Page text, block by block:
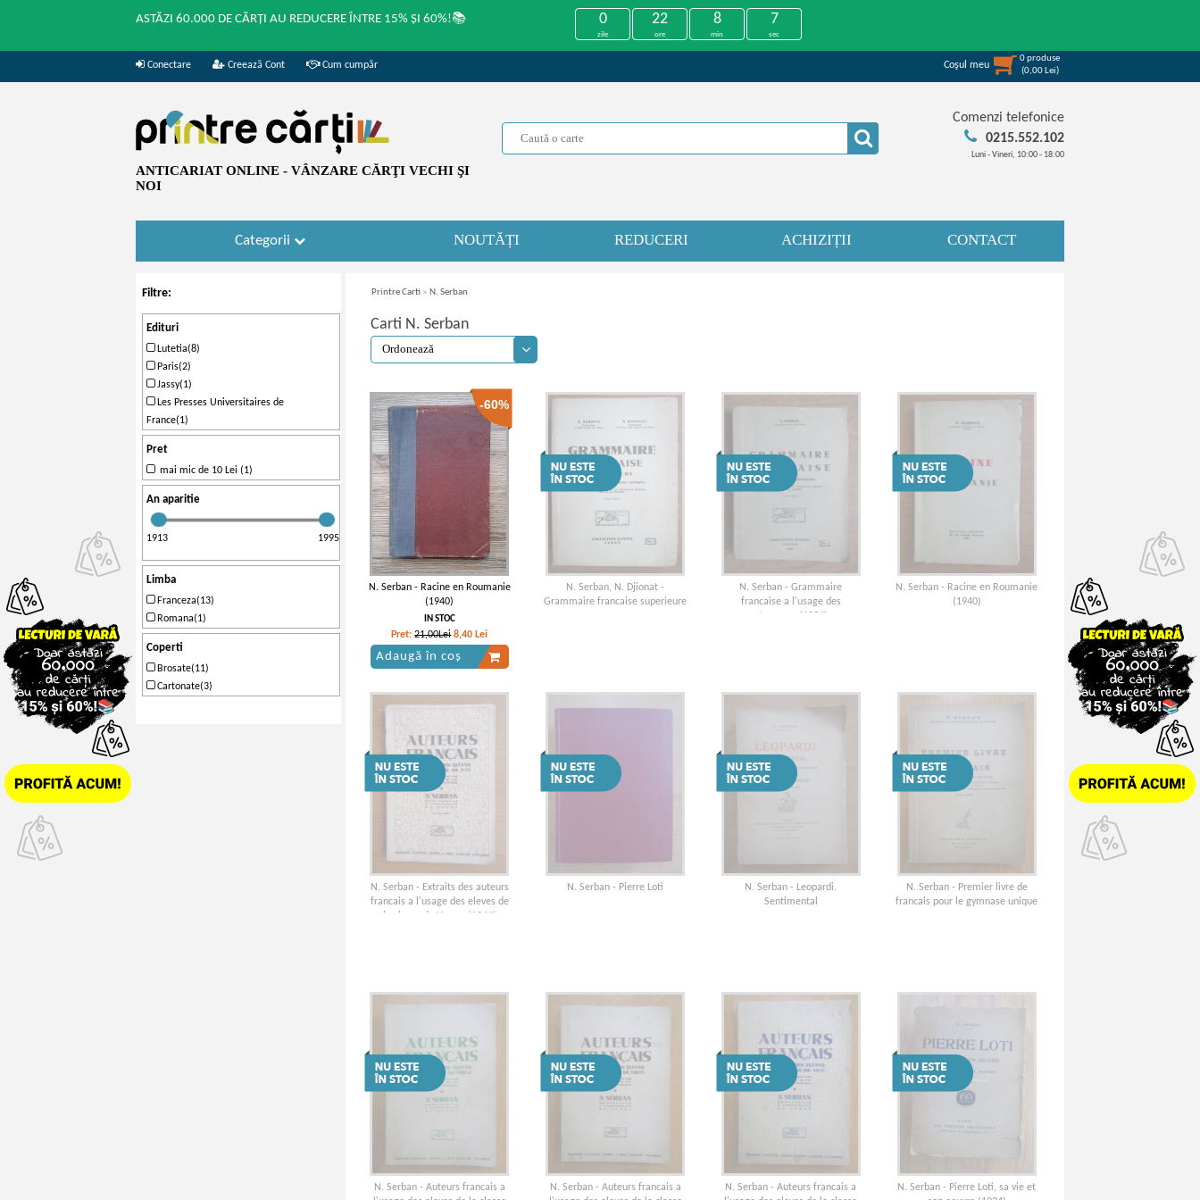
ASTĂZI 60.000 DE CĂRȚI AU REDUCERE ÎNTRE 15% ȘI 60%!📚 0
zile
22
ore
8
min
6
sec
Conectare Creează Cont Cum cumpăr Coşul meu
0produse
(0,00 Lei)
ANTICARIAT ONLINE - VÂNZARE CĂRŢI VECHI ŞI
NOI
Comenzi telefonice
0215.552.102
Luni - Vineri, 10:00 - 18:00
Categorii NOUTĂȚI REDUCERI ACHIZIȚII CONTACT
Filtre:
Edituri
Lutetia(8)
Paris(2)
Jassy(1)
Les Presses Universitaires de
France(1)
Pret
mai mic de 10 Lei (1)
An aparitie
1913 1995
Limba
Franceza(13)
Romana(1)
Coperti
Brosate(11)
Cartonate(3)
Printre Carti » N. Serban
Carti N. Serban
-60%
N. Serban - Racine en Roumanie
(1940)
IN STOC
Pret:21,00Lei 8,40 Lei
Adaugă în coș
N. Serban, N. Djionat -
Grammaire francaise superieure
N. Serban - Grammaire
francaise a l'usage des
etrangers (1934)
N. Serban - Racine en Roumanie
(1940)
N. Serban - Extraits des auteurs
francais a l'usage des eleves de
la classe de V-eme (1944)
N. Serban - Pierre Loti
N. Serban - Leopardi.
Sentimental
N. Serban - Premier livre de
francais pour le gymnase unique
N. Serban - Auteurs francais a
N. Serban - Auteurs francais a
N. Serban - Auteurs francais a
N. Serban - Pierre Loti, sa vie et